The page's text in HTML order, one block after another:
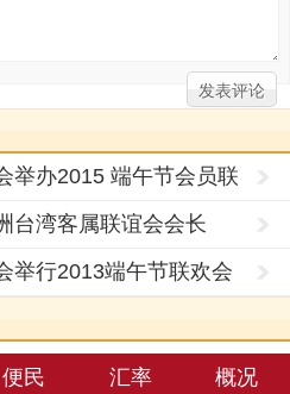
举办2015 端午节会员联
台湾客属联谊会会长
举行2013端午节联欢会
便民 汇率 概况